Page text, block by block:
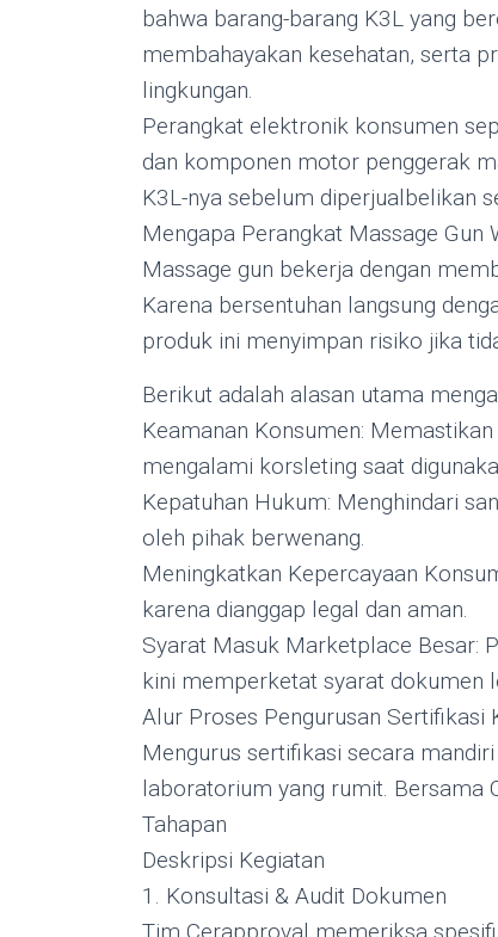
bahwa barang-barang K3L yang
membahayakan kesehatan, serta
lingkungan.
Perangkat elektronik konsumen
dan komponen motor penggerak
K3L-nya sebelum diperjualbelikan
Mengapa Perangkat Massage Gun
Massage gun bekerja dengan
Karena bersentuhan langsung
produk ini menyimpan risiko jika
Berikut adalah alasan utama
Keamanan Konsumen:
mengalami korsleting saat
Kepatuhan Hukum: Menghindari
oleh pihak berwenang.
Meningkatkan Kepercayaan
karena dianggap legal dan aman.
Syarat Masuk Marketplace Besar:
kini memperketat syarat dokumen
Alur Proses Pengurusan Sertifikasi
Mengurus sertifikasi secara
laboratorium yang rumit. Bersama
Tahapan
Deskripsi Kegiatan
1. Konsultasi & Audit Dokumen